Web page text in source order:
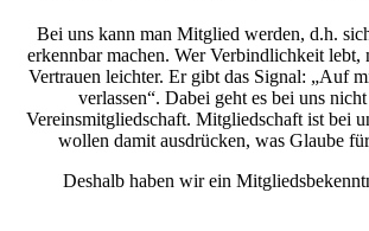
Bei uns kann man Mitglied werden, d.h.
erkennbar machen. Wer Verbindlichkeit lebt,
Vertrauen leichter. Er gibt das Signal: „Auf
verlassen“. Dabei geht es bei uns
Vereinsmitgliedschaft. Mitgliedschaft ist bei
wollen damit ausdrücken, was Glaube
Deshalb haben wir ein